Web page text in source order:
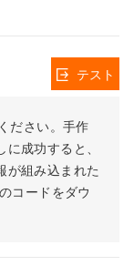
ださい。手作
成功すると、
が組み込まれた
コードをダウ
テスト